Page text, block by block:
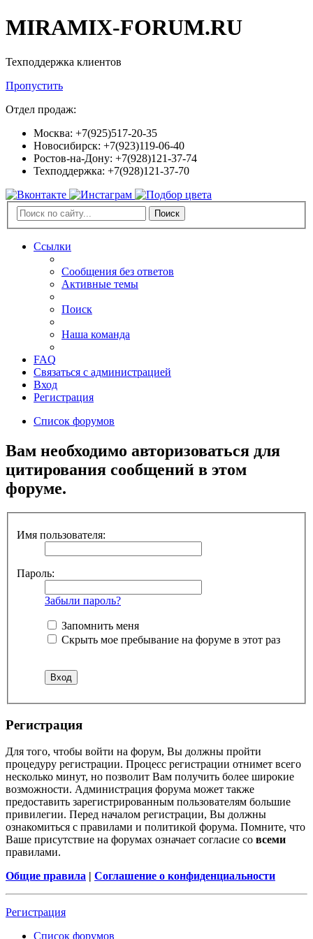
MIRAMIX-FORUM.RU
Техподдержка клиентов
Пропустить
Отдел продаж:
Москва: +7(925)517-20-35
Новосибирск: +7(923)119-06-40
Ростов-на-Дону: +7(928)121-37-74
Техподдержка: +7(928)121-37-70
Поиск
Ссылки
Сообщения без ответов
Активные темы
Поиск
Наша команда
FAQ
Связаться с администрацией
Вход
Регистрация
Список форумов
Вам необходимо авторизоваться для
цитирования сообщений в этом
форуме.
Имя пользователя:
Пароль:
Забыли пароль?
Запомнить меня
Скрыть мое пребывание на форуме в этот раз
Регистрация
Для того, чтобы войти на форум, Вы должны пройти
процедуру регистрации. Процесс регистрации отнимет всего
несколько минут, но позволит Вам получить более широкие
возможности. Администрация форума может также
предоставить зарегистрированным пользователям большие
привилегии. Перед началом регистрации, Вы должны
ознакомиться с правилами и политикой форума. Помните, что
Ваше присутствие на форумах означает согласие со всеми
правилами.
Общие правила | Соглашение о конфиденциальности
Регистрация
Список форумов